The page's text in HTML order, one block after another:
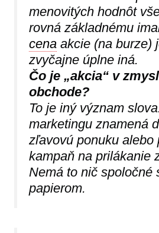
menovitých hodnôt
rovná základnému
cena akcie (na burze)
zvyčajne úplne iná.
Čo je „akcia“ v
obchode?
To je iný význam
marketingu znamená
zľavovú ponuku alebo
kampaň na prilákanie
Nemá to nič spoločné
papierom.